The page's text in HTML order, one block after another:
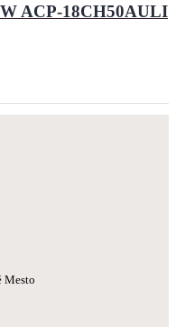
ACP-18CH50AULI
Mesto